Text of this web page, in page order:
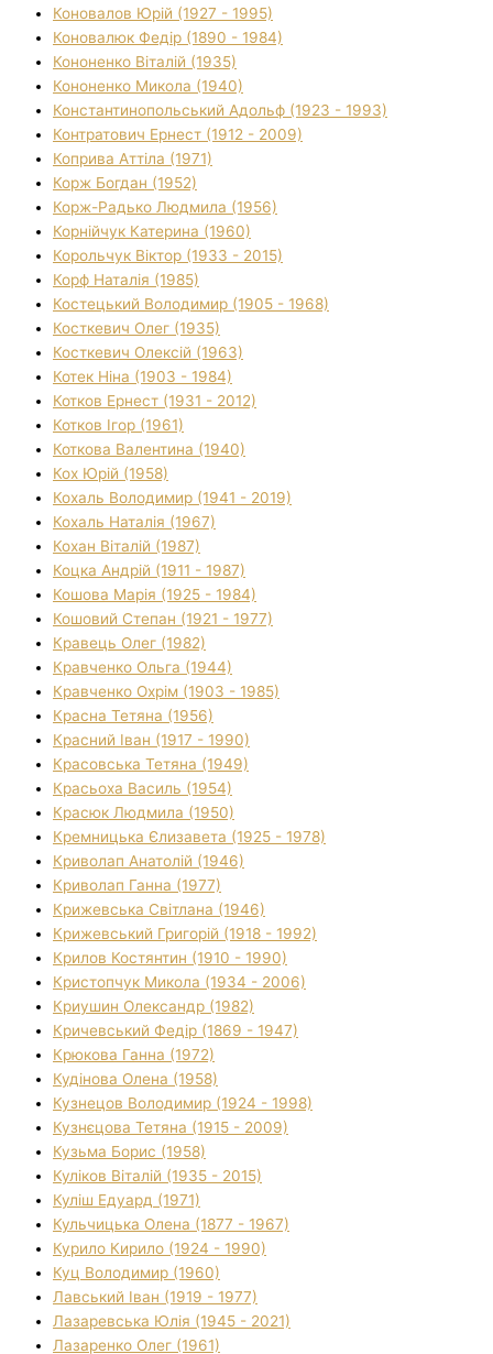
Коновалов Юрій (1927 - 1995)
Коновалюк Федір (1890 - 1984)
Кононенко Віталій (1935)
Кононенко Микола (1940)
Константинопольський Адольф (1923 - 1993)
Контратович Ернест (1912 - 2009)
Коприва Аттіла (1971)
Корж Богдан (1952)
Корж-Радько Людмила (1956)
Корнійчук Катерина (1960)
Корольчук Віктор (1933 - 2015)
Корф Наталія (1985)
Костецький Володимир (1905 - 1968)
Косткевич Олег (1935)
Косткевич Олексій (1963)
Котек Ніна (1903 - 1984)
Котков Ернест (1931 - 2012)
Котков Ігор (1961)
Коткова Валентина (1940)
Кох Юрій (1958)
Кохаль Володимир (1941 - 2019)
Кохаль Наталія (1967)
Кохан Віталій (1987)
Коцка Андрій (1911 - 1987)
Кошова Марія (1925 - 1984)
Кошовий Степан (1921 - 1977)
Кравець Олег (1982)
Кравченко Ольга (1944)
Кравченко Охрім (1903 - 1985)
Красна Тетяна (1956)
Красний Іван (1917 - 1990)
Красовська Тетяна (1949)
Красьоха Василь (1954)
Красюк Людмила (1950)
Кремницька Єлизавета (1925 - 1978)
Криволап Анатолій (1946)
Криволап Ганна (1977)
Крижевська Світлана (1946)
Крижевський Григорій (1918 - 1992)
Крилов Костянтин (1910 - 1990)
Кристопчук Микола (1934 - 2006)
Криушин Олександр (1982)
Кричевський Федір (1869 - 1947)
Крюкова Ганна (1972)
Кудінова Олена (1958)
Кузнецов Володимир (1924 - 1998)
Кузнєцова Тетяна (1915 - 2009)
Кузьма Борис (1958)
Куліков Віталій (1935 - 2015)
Куліш Едуард (1971)
Кульчицька Олена (1877 - 1967)
Курило Кирило (1924 - 1990)
Куц Володимир (1960)
Лавський Іван (1919 - 1977)
Лазаревська Юлія (1945 - 2021)
Лазаренко Олег (1961)